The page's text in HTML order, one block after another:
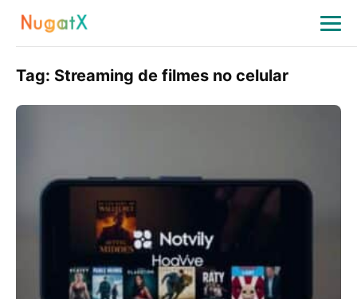
Tag: Streaming de filmes no celular